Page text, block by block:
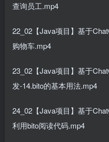
查询员工.mp4
22_02【Java项目】基于
购物车.mp4
23_02【Java项目】基于
发-14.bito的基本用法.mp4
24_02【Java项目】基于
利用bito阅读代码.mp4